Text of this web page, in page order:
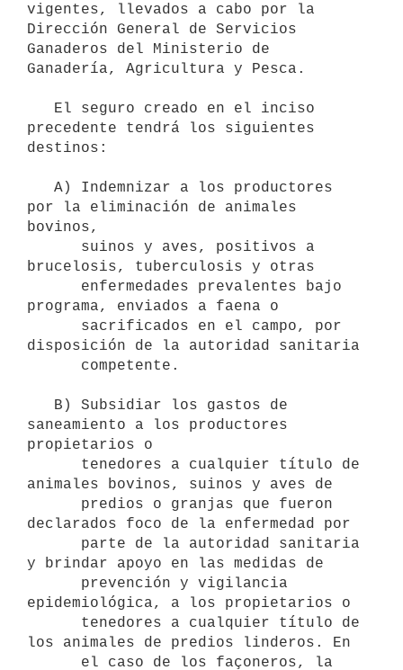
vigentes, llevados a cabo por la
Dirección General de Servicios
Ganaderos del Ministerio de
Ganadería, Agricultura y Pesca.
precedente tendrá los siguientes
destinos:
por la eliminación de animales
bovinos,
brucelosis, tuberculosis y otras
programa, enviados a faena o
disposición de la autoridad sanitaria
saneamiento a los productores
propietarios o
animales bovinos, suinos y aves de
declarados foco de la enfermedad por
y brindar apoyo en las medidas de
epidemiológica, a los propietarios o
los animales de predios linderos. En